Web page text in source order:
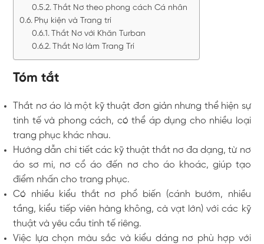
Thắt Nơ theo phong cách Cá nhân
Phụ kiện và Trang trí
Thắt Nơ với Khăn Turban
Thắt Nơ làm Trang Trí
Tóm tắt
Thắt nơ áo là một kỹ thuật đơn giản nhưng thể hiện sự
tinh tế và phong cách, có thể áp dụng cho nhiều loại
trang phục khác nhau.
Hướng dẫn chi tiết các kỹ thuật thắt nơ đa dạng, từ nơ
áo sơ mi, nơ cổ áo đến nơ cho áo khoác, giúp tạo
điểm nhấn cho trang phục.
Có nhiều kiểu thắt nơ phổ biến (cánh bướm, nhiều
tầng, kiểu tiếp viên hàng không, cà vạt lớn) với các kỹ
thuật và yêu cầu tinh tế riêng.
Việc lựa chọn màu sắc và kiểu dáng nơ phù hợp với